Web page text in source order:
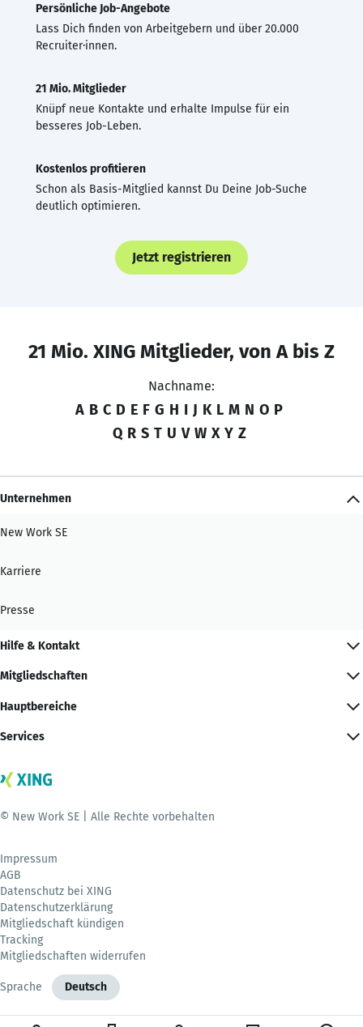
Persönliche Job-Angebote
Lass Dich finden von Arbeitgebern und über 20.000
Recruiter·innen.
21 Mio. Mitglieder
Knüpf neue Kontakte und erhalte Impulse für ein
besseres Job-Leben.
Kostenlos profitieren
Schon als Basis-Mitglied kannst Du Deine Job-Suche
deutlich optimieren.
Jetzt registrieren
21 Mio. XING Mitglieder, von A bis Z
Nachname:
A B C D E F G H I J K L M N O P
Q R S T U V W X Y Z
Unternehmen
New Work SE
Karriere
Presse
Hilfe & Kontakt
Mitgliedschaften
Hauptbereiche
Services
© New Work SE | Alle Rechte vorbehalten
Impressum
AGB
Datenschutz bei XING
Datenschutzerklärung
Mitgliedschaft kündigen
Tracking
Mitgliedschaften widerrufen
Sprache Deutsch